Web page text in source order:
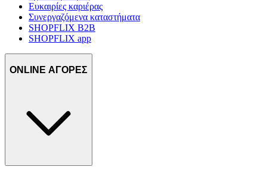
Ευκαιρίες καριέρας
Συνεργαζόμενα καταστήματα
SHOPFLIX B2B
SHOPFLIX app
ONLINE ΑΓΟΡΕΣ